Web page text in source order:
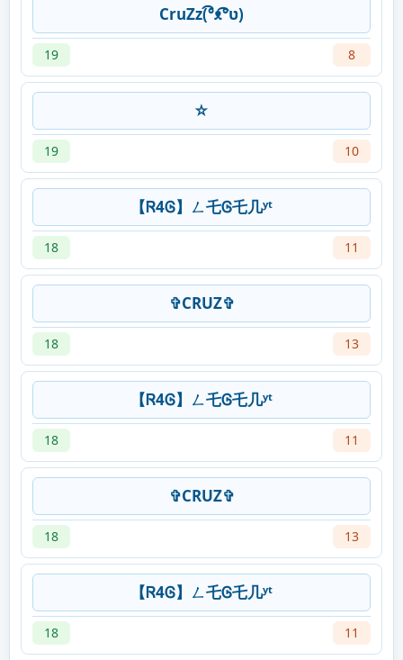
CruZz(͡°ᴥ͡°ʋ)
19 8
☆
19 10
【Ꮢ4Ꮆ】ㄥ乇Ꮆ乇几ʸᵗ
18 11
✞CRUZ✞
18 13
【Ꮢ4Ꮆ】ㄥ乇Ꮆ乇几ʸᵗ
18 11
✞CRUZ✞
18 13
【Ꮢ4Ꮆ】ㄥ乇Ꮆ乇几ʸᵗ
18 11